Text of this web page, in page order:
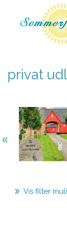
privat
Vis filter